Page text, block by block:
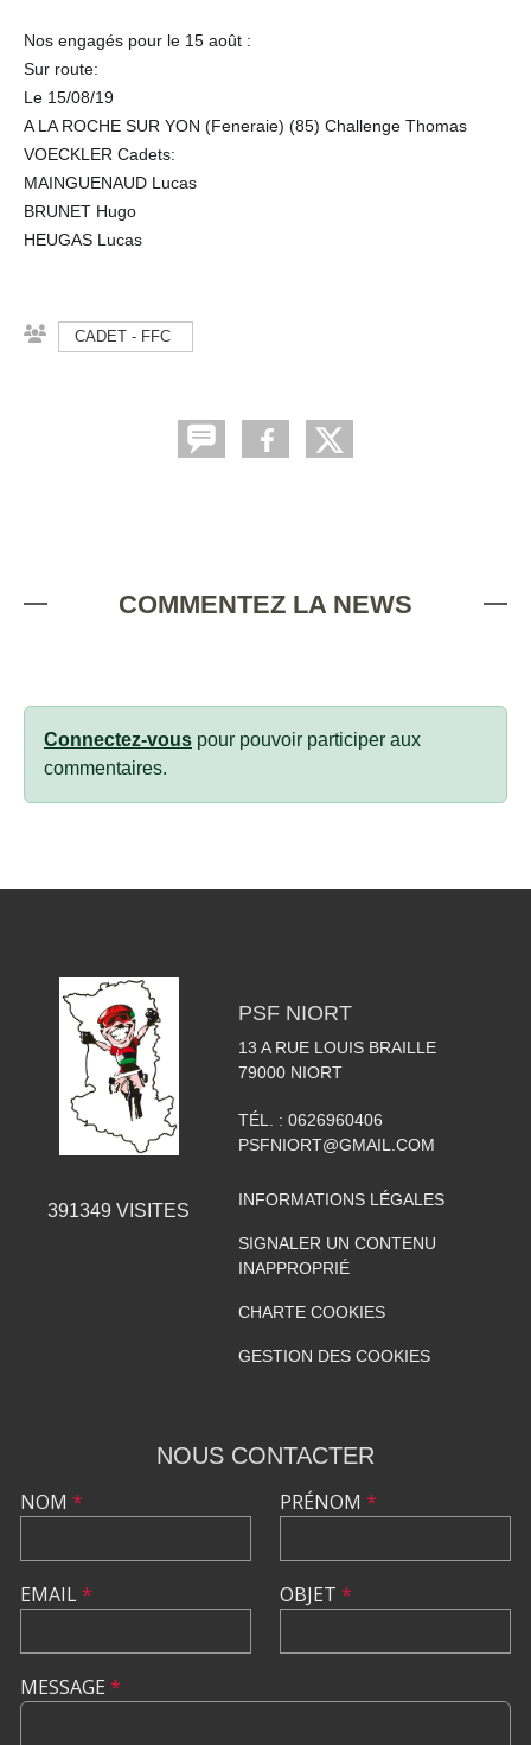
Nos engagés pour le 15 août :
Sur route:
Le 15/08/19
A LA ROCHE SUR YON (Feneraie) (85) Challenge Thomas
VOECKLER Cadets:
MAINGUENAUD Lucas
BRUNET Hugo
HEUGAS Lucas
CADET - FFC
COMMENTEZ LA NEWS
Connectez-vous pour pouvoir participer aux
commentaires.
391349 VISITES
PSF NIORT
13 A RUE LOUIS BRAILLE
79000 NIORT
TÉL. : 0626960406
PSFNIORT@GMAIL.COM
INFORMATIONS LÉGALES
SIGNALER UN CONTENU
INAPPROPRIÉ
CHARTE COOKIES
GESTION DES COOKIES
NOUS CONTACTER
NOM *
EMAIL*
PRÉNOM *
OBJET *
MESSAGE *